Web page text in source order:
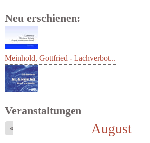
Neu erschienen:
Goetze, Christina - Ade, du schöne...
Meinhold, Gottfried - Lachverbot...
Veranstaltungen
August
«